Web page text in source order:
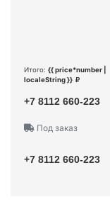
Итого: {{ price*number |
localeString }}
+7 8112 660-223
Под заказ
+7 8112 660-223